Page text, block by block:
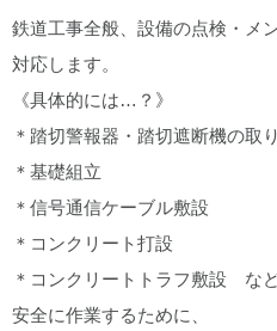
鉄道工事全般、設備の点検・メ
対応します。
《具体的には…？》
＊踏切警報器・踏切遮断機の取
＊基礎組立
＊信号通信ケーブル敷設
＊コンクリート打設
＊コンクリートトラフ敷設 な
安全に作業するために、